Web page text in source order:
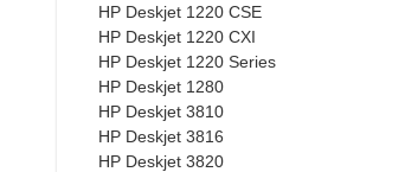
HP Deskjet 1220 CSE
HP Deskjet 1220 CXI
HP Deskjet 1220 Series
HP Deskjet 1280
HP Deskjet 3810
HP Deskjet 3816
HP Deskjet 3820